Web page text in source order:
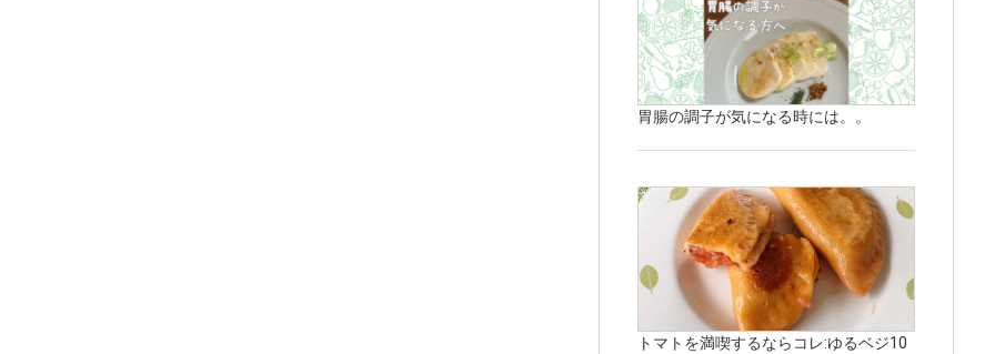
胃腸の調子が気になる時には。。
トマトを満喫するならコレ:ゆるベジ10